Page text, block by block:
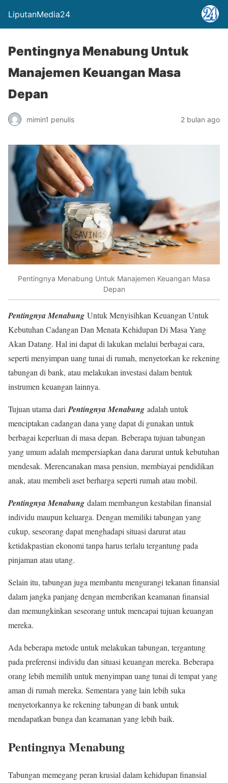
LiputanMedia24
Pentingnya Menabung Untuk
Manajemen Keuangan Masa
Depan
mimin1 penulis 2 bulan ago
Pentingnya Menabung Untuk Manajemen Keuangan Masa
Depan
Pentingnya Menabung Untuk Menyisihkan Keuangan Untuk
Kebutuhan Cadangan Dan Menata Kehidupan Di Masa Yang
Akan Datang. Hal ini dapat di lakukan melalui berbagai cara,
seperti menyimpan uang tunai di rumah, menyetorkan ke rekening
tabungan di bank, atau melakukan investasi dalam bentuk
instrumen keuangan lainnya.
Tujuan utama dariPentingnya Menabung adalah untuk
menciptakan cadangan dana yang dapat di gunakan untuk
berbagai keperluan di masa depan. Beberapa tujuan tabungan
yang umum adalah mempersiapkan dana darurat untuk kebutuhan
mendesak. Merencanakan masa pensiun, membiayai pendidikan
anak, atau membeli aset berharga seperti rumah atau mobil.
Pentingnya Menabung dalam membangun kestabilan finansial
individu maupun keluarga. Dengan memiliki tabungan yang
cukup, seseorang dapat menghadapi situasi darurat atau
ketidakpastian ekonomi tanpa harus terlalu tergantung pada
pinjaman atau utang.
Selain itu, tabungan juga membantu mengurangi tekanan finansial
dalam jangka panjang dengan memberikan keamanan finansial
dan memungkinkan seseorang untuk mencapai tujuan keuangan
mereka.
Ada beberapa metode untuk melakukan tabungan, tergantung
pada preferensi individu dan situasi keuangan mereka. Beberapa
orang lebih memilih untuk menyimpan uang tunai di tempat yang
aman di rumah mereka. Sementara yang lain lebih suka
menyetorkannya ke rekening tabungan di bank untuk
mendapatkan bunga dan keamanan yang lebih baik.
Pentingnya Menabung
Tabungan memegang peran krusial dalam kehidupan finansial